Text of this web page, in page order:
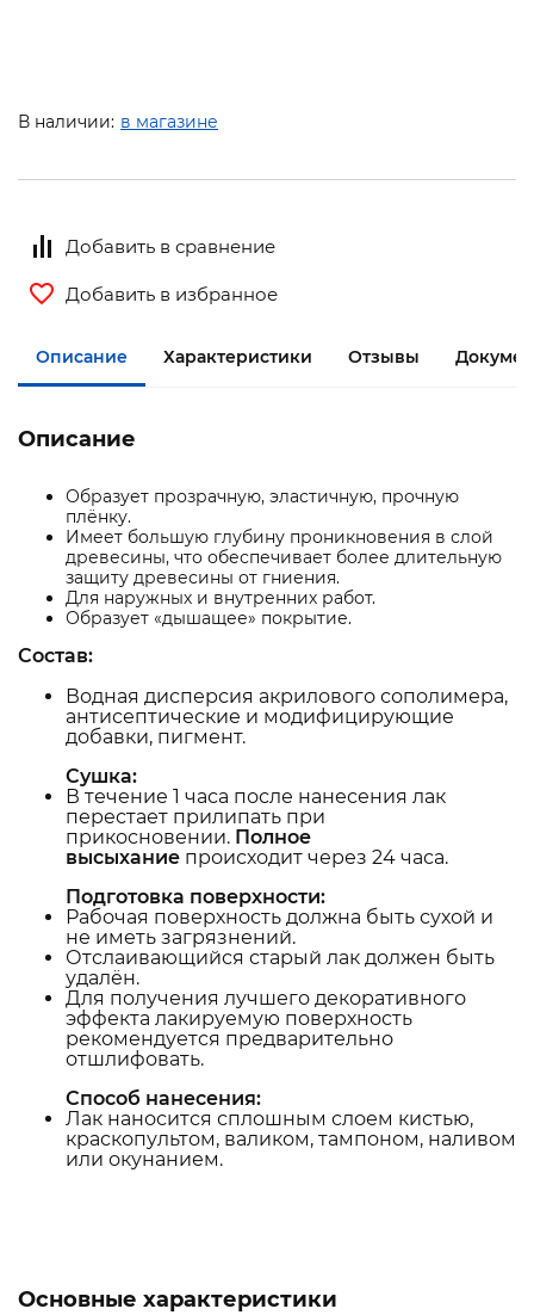
В наличии: в магазине
Добавить в сравнение
Добавить в избранное
Описание Характеристики Отзывы
Описание
Образует прозрачную, эластичную, прочную
плёнку.
Имеет большую глубину проникновения в слой
древесины, что обеспечивает более длительную
защиту древесины от гниения.
Для наружных и внутренних работ.
Образует «дышащее» покрытие.
Состав:
Водная дисперсия акрилового сополимера,
антисептические и модифицирующие
добавки, пигмент.
Сушка:
В течение 1 часа после нанесения лак
перестает прилипать при
прикосновении. Полное
высыхание происходит через 24 часа.
Подготовка поверхности:
Рабочая поверхность должна быть сухой и
не иметь загрязнений.
Отслаивающийся старый лак должен быть
удалён.
Для получения лучшего декоративного
эффекта лакируемую поверхность
рекомендуется предварительно
отшлифовать.
Способ нанесения:
Лак наносится сплошным слоем кистью,
краскопультом, валиком, тампоном, наливом
или окунанием.
Основные характеристики